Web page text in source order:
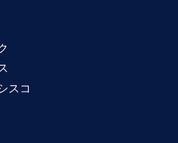
スコ